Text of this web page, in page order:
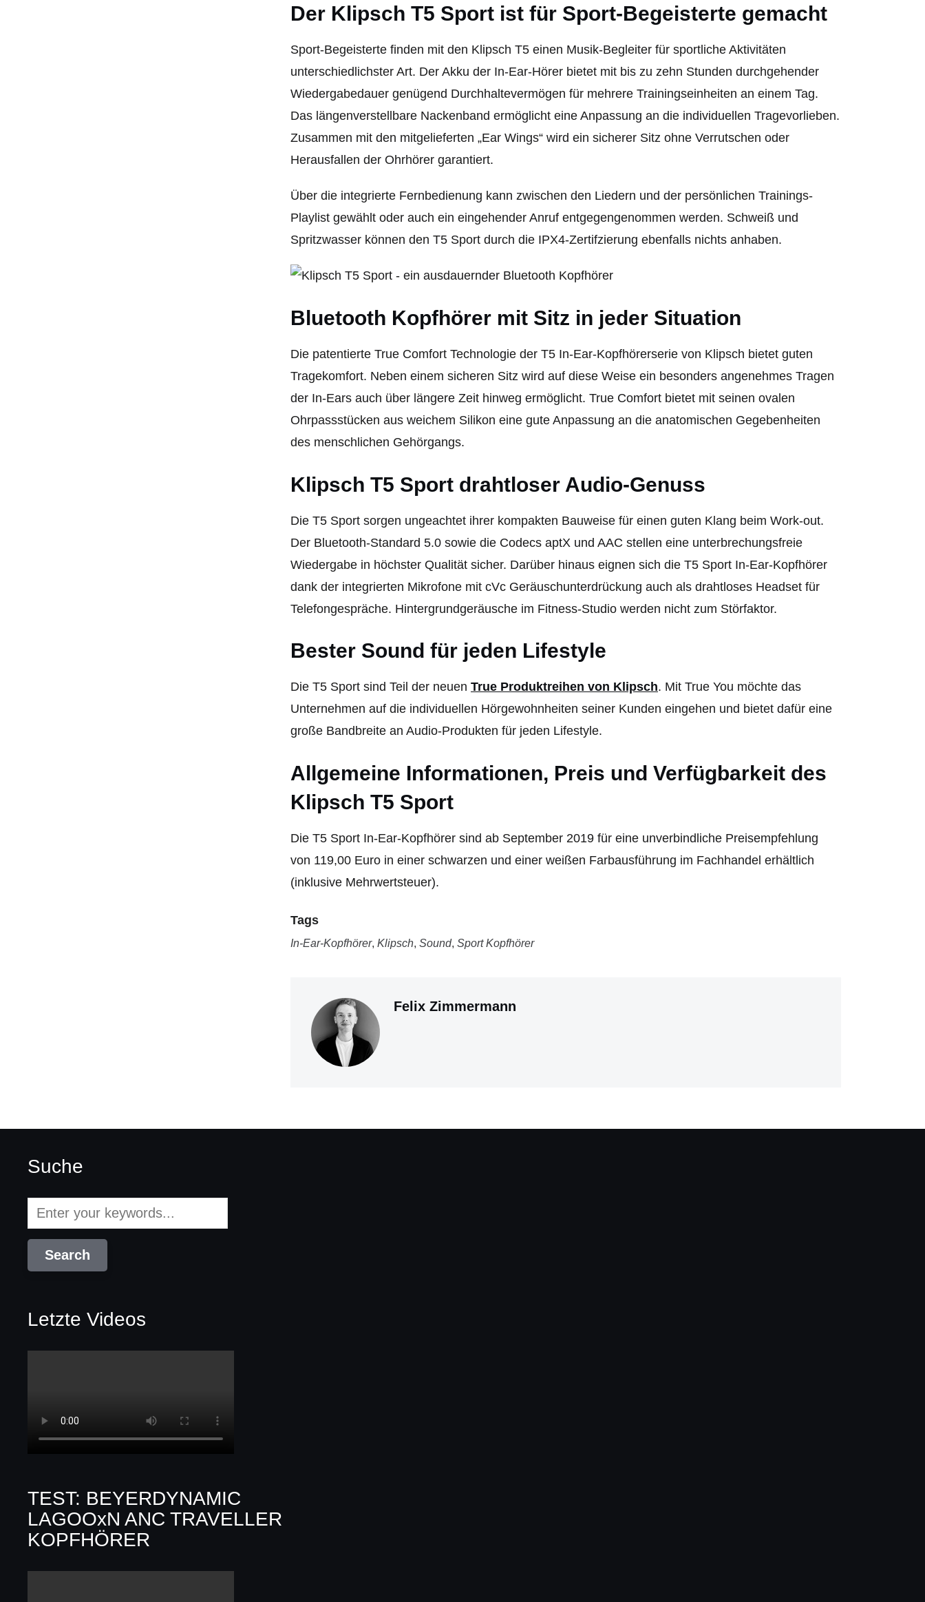
Der Klipsch T5 Sport ist für Sport-Begeisterte gemacht
Sport-Begeisterte finden mit den Klipsch T5 einen Musik-Begleiter für sportliche Aktivitäten
unterschiedlichster Art. Der Akku der In-Ear-Hörer bietet mit bis zu zehn Stunden durchgehender
Wiedergabedauer genügend Durchhaltevermögen für mehrere Trainingseinheiten an einem Tag.
Das längenverstellbare Nackenband ermöglicht eine Anpassung an die individuellen Tragevorlieben.
Zusammen mit den mitgelieferten „Ear Wings“ wird ein sicherer Sitz ohne Verrutschen oder
Herausfallen der Ohrhörer garantiert.
Über die integrierte Fernbedienung kann zwischen den Liedern und der persönlichen Trainings-
Playlist gewählt oder auch ein eingehender Anruf entgegengenommen werden. Schweiß und
Spritzwasser können den T5 Sport durch die IPX4-Zertifzierung ebenfalls nichts anhaben.
Bluetooth Kopfhörer mit Sitz in jeder Situation
Die patentierte True Comfort Technologie der T5 In-Ear-Kopfhörerserie von Klipsch bietet guten
Tragekomfort. Neben einem sicheren Sitz wird auf diese Weise ein besonders angenehmes Tragen
der In-Ears auch über längere Zeit hinweg ermöglicht. True Comfort bietet mit seinen ovalen
Ohrpassstücken aus weichem Silikon eine gute Anpassung an die anatomischen Gegebenheiten
des menschlichen Gehörgangs.
Klipsch T5 Sport drahtloser Audio-Genuss
Die T5 Sport sorgen ungeachtet ihrer kompakten Bauweise für einen guten Klang beim Work-out.
Der Bluetooth-Standard 5.0 sowie die Codecs aptX und AAC stellen eine unterbrechungsfreie
Wiedergabe in höchster Qualität sicher. Darüber hinaus eignen sich die T5 Sport In-Ear-Kopfhörer
dank der integrierten Mikrofone mit cVc Geräuschunterdrückung auch als drahtloses Headset für
Telefongespräche. Hintergrundgeräusche im Fitness-Studio werden nicht zum Störfaktor.
Bester Sound für jeden Lifestyle
Die T5 Sport sind Teil der neuen True Produktreihen von Klipsch. Mit True You möchte das
Unternehmen auf die individuellen Hörgewohnheiten seiner Kunden eingehen und bietet dafür eine
große Bandbreite an Audio-Produkten für jeden Lifestyle.
Allgemeine Informationen, Preis und Verfügbarkeit des
Klipsch T5 Sport
Die T5 Sport In-Ear-Kopfhörer sind ab September 2019 für eine unverbindliche Preisempfehlung
von 119,00 Euro in einer schwarzen und einer weißen Farbausführung im Fachhandel erhältlich
(inklusive Mehrwertsteuer).
Tags
In-Ear-Kopfhörer, Klipsch, Sound, Sport Kopfhörer
Felix Zimmermann
Suche
Letzte Videos
TEST: BEYERDYNAMIC
LAGOOxN ANC TRAVELLER
KOPFHÖRER